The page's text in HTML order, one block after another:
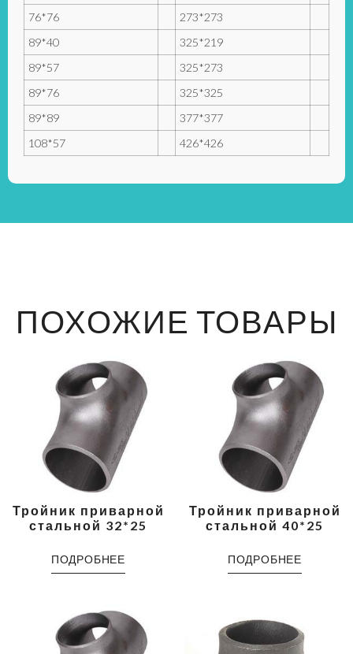
76*76
273*273
89*40
325*219
89*57
325*273
89*76
325*325
89*89
377*377
108*57
426*426
ПОХОЖИЕ ТОВАРЫ
Тройник приварной
стальной 32*25
ПОДРОБНЕЕ
Тройник приварной
стальной 40*25
ПОДРОБНЕЕ